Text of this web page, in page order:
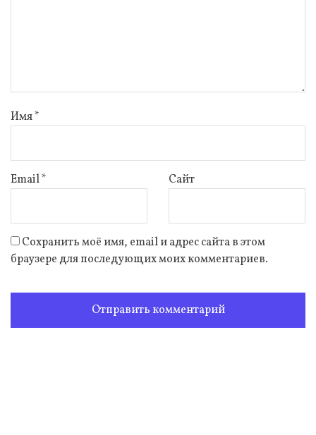
Имя*
Email* Сайт
Сохранить моё имя, email и адрес сайта в этом
браузере для последующих моих комментариев.